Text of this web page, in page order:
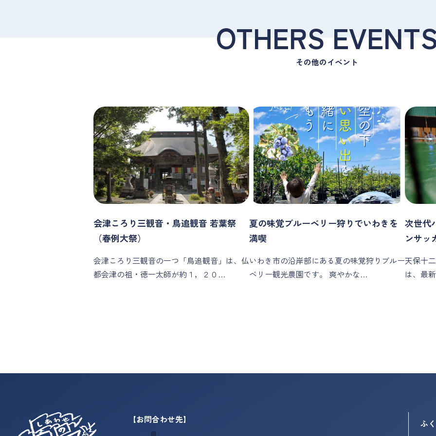
OTHERS
その他のイベント
会津ころり三観音・鳥追観音 若葉祭
（春例大祭）
会津ころり三観音の一つ「鳥追観音」は、仏
都会津の祖・徳一太師が約１，２０…
夏の味覚ブルーベリー狩りでいわきを
満喫
いわき市の沿岸部にある夏の味覚狩りブルー
ベリー観光農園です。 爽やかな…
次世代
ンサッ
天保十
は、最
【お問合わせ先】
ふ